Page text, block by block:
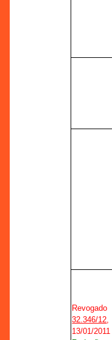
32.346/12,
13/01/2011